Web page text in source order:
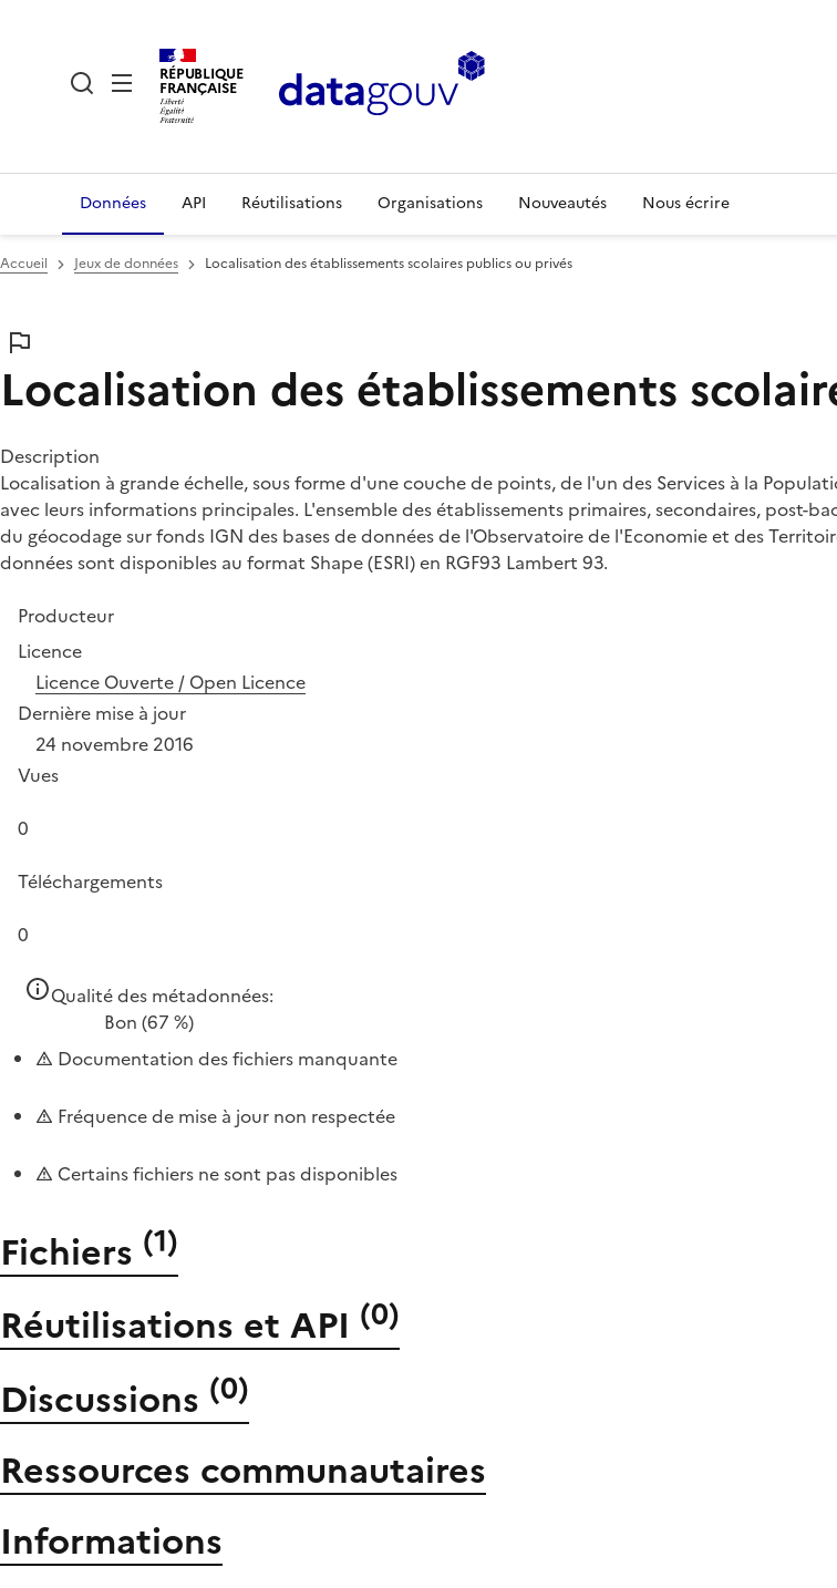
RÉPUBLIQUE
FRANÇAISE
Données API Réutilisations Organisations Nouveautés Nous écrire
Accueil Jeux de données Localisation des établissements scolaires publics ou privés
Localisation des établissements
Description
Localisation à grande échelle, sous forme d'une couche de points, de l'un des Services à la
avec leurs informations principales. L'ensemble des établissements primaires, secondaires, post-
du géocodage sur fonds IGN des bases de données de l'Observatoire de l'Economie et des
données sont disponibles au format Shape (ESRI) en RGF93 Lambert 93.
Producteur
Licence
Licence Ouverte / Open Licence
Dernière mise à jour
24 novembre 2016
Vues
0
Téléchargements
0
Qualité des métadonnées:
Bon (67 %)
Documentation des fichiers manquante
Fréquence de mise à jour non respectée
Certains fichiers ne sont pas disponibles
Fichiers (1)
Réutilisations et API (0)
Discussions (0)
Ressources communautaires
Informations